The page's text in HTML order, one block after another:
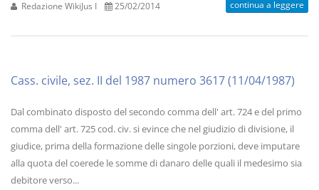
Redazione WikiJus I 25/02/2014 continua a leggere
Cass. civile, sez. II del 1987 numero 3617 (11/04/1987)
Dal combinato disposto del secondo comma dell' art. 724 e del primo
comma dell' art. 725 cod. civ. si evince che nel giudizio di divisione, il
giudice, prima della formazione delle singole porzioni, deve imputare
alla quota del coerede le somme di danaro delle quali il medesimo sia
debitore verso...